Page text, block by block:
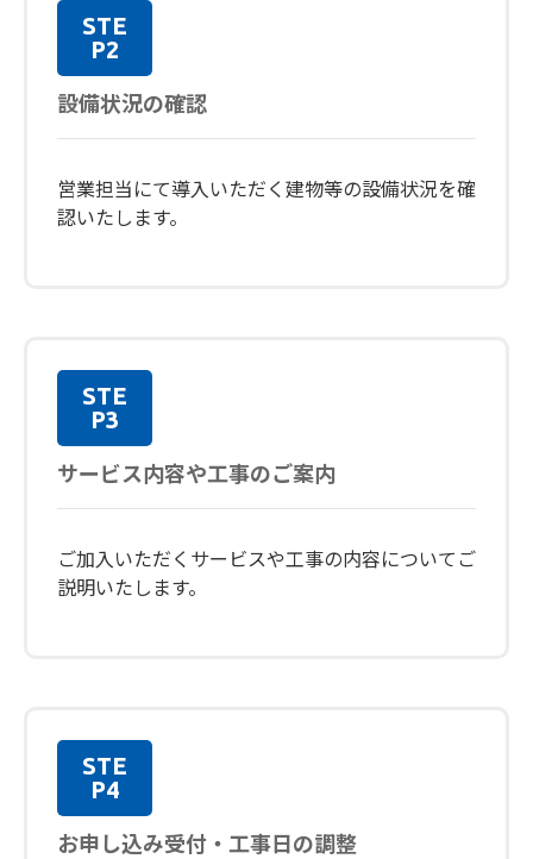
STE
P2
設備状況の確認
営業担当にて導入いただく建物等の設備状況を確
認いたします。
STE
P3
サービス内容や工事のご案内
ご加入いただくサービスや工事の内容についてご
説明いたします。
STE
P4
お申し込み受付・工事日の調整